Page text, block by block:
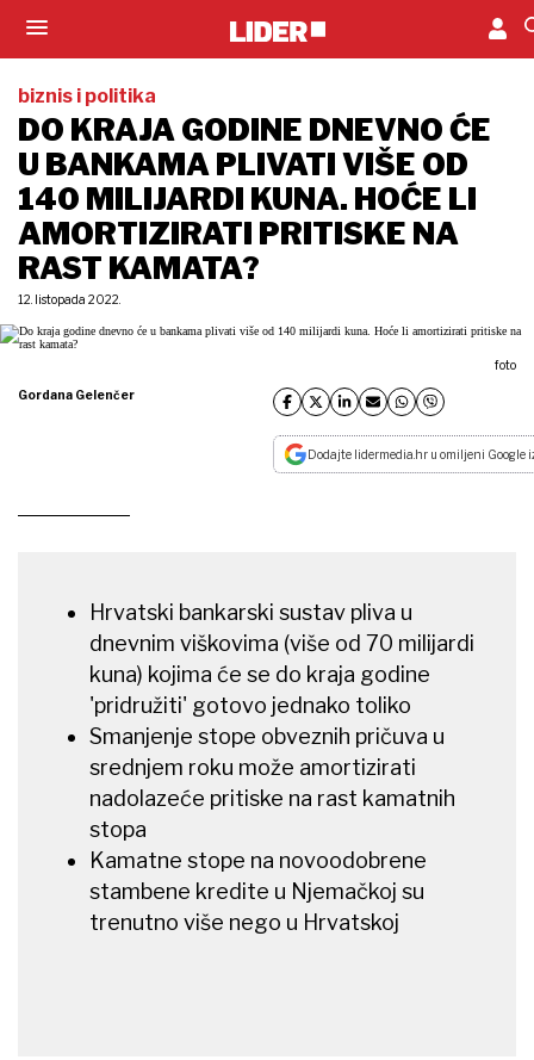
biznis i politika
DO KRAJA GODINE DNEVNO ĆE
U BANKAMA PLIVATI VIŠE OD
140 MILIJARDI KUNA. HOĆE LI
AMORTIZIRATI PRITISKE NA
RAST KAMATA?
12. listopada 2022.
foto
Gordana Gelenčer
Dodajte lidermedia.hr u omiljeni Google
Hrvatski bankarski sustav pliva u
dnevnim viškovima (više od 70 milijardi
kuna) kojima će se do kraja godine
'pridružiti' gotovo jednako toliko
Smanjenje stope obveznih pričuva u
srednjem roku može amortizirati
nadolazeće pritiske na rast kamatnih
stopa
Kamatne stope na novoodobrene
stambene kredite u Njemačkoj su
trenutno više nego u Hrvatskoj